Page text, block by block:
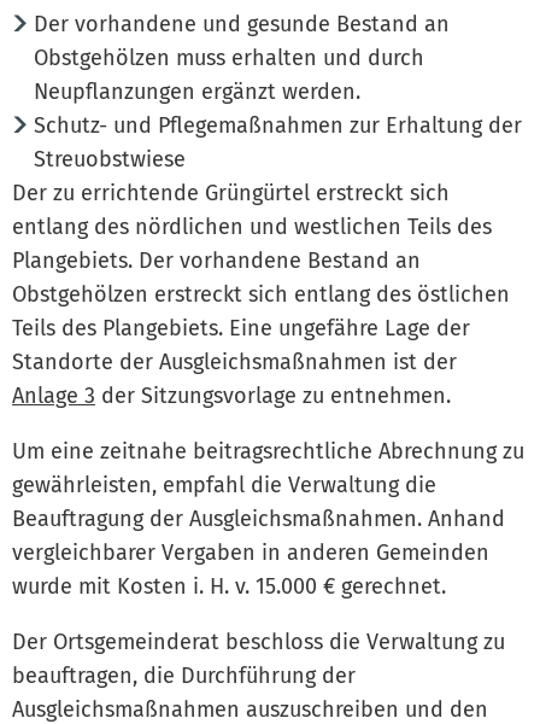
Der vorhandene und gesunde Bestand an
Obstgehölzen muss erhalten und durch
Neupflanzungen ergänzt werden.
Schutz- und Pflegemaßnahmen zur Erhaltung der
Streuobstwiese
Der zu errichtende Grüngürtel erstreckt sich
entlang des nördlichen und westlichen Teils des
Plangebiets. Der vorhandene Bestand an
Obstgehölzen erstreckt sich entlang des östlichen
Teils des Plangebiets. Eine ungefähre Lage der
Standorte der Ausgleichsmaßnahmen ist der
Anlage 3 der Sitzungsvorlage zu entnehmen.
Um eine zeitnahe beitragsrechtliche Abrechnung zu
gewährleisten, empfahl die Verwaltung die
Beauftragung der Ausgleichsmaßnahmen. Anhand
vergleichbarer Vergaben in anderen Gemeinden
wurde mit Kosten i. H. v. 15.000 € gerechnet.
Der Ortsgemeinderat beschloss die Verwaltung zu
beauftragen, die Durchführung der
Ausgleichsmaßnahmen auszuschreiben und den